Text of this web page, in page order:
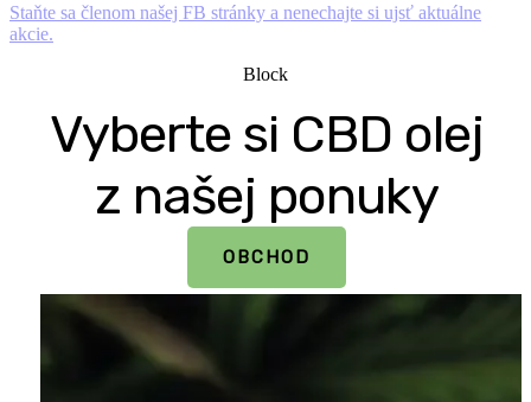
Staňte sa členom našej FB stránky a nenechajte si ujsť aktuálne
akcie.
Block
Vyberte si CBD olej
z našej ponuky
OBCHOD